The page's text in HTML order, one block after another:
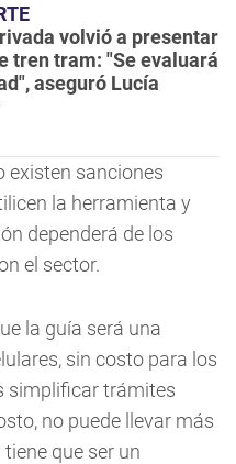
volvió a presentar
tren tram: "Se evaluará
aseguró Lucía
existen sanciones
la herramienta y
dependerá de los
el sector.
la guía será una
sin costo para los
simplificar trámites
no puede llevar más
que ser un